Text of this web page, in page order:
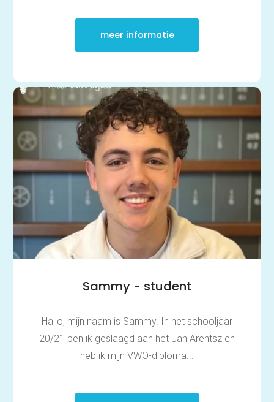
meer informatie
Sammy - student
Hallo, mijn naam is Sammy. In het schooljaar
20/21 ben ik geslaagd aan het Jan Arentsz en
heb ik mijn VWO-diploma...